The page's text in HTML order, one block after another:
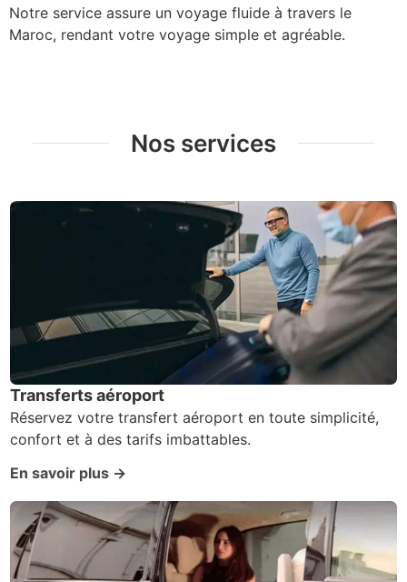
Notre service assure un voyage fluide à travers le
Maroc, rendant votre voyage simple et agréable.
Nos services
Transferts aéroport
Réservez votre transfert aéroport en toute simplicité,
confort et à des tarifs imbattables.
En savoir plus →